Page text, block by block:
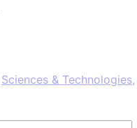
Sciences & Technologies